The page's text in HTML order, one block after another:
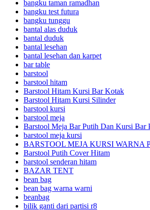
bangku taman ramadhan
bangku test futura
bangku tunggu
bantal alas duduk
bantal duduk
bantal lesehan
bantal lesehan dan karpet
bar table
barstool
barstool hitam
Barstool Hitam Kursi Bar Kotak
Barstool Hitam Kursi Silinder
barstool kursi
barstool meja
Barstool Meja Bar Putih Dan Kursi Bar
barstool meja kursi
BARSTOOL MEJA KURSI WARNA
Barstool Putih Cover Hitam
barstool senderan hitam
BAZAR TENT
bean bag
bean bag warna warni
beanbag
bilik ganti dari partisi r8